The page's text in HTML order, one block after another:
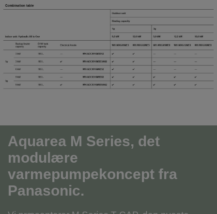
Aquarea M Series, det
modulære
varmepumpekoncept fra
Panasonic.